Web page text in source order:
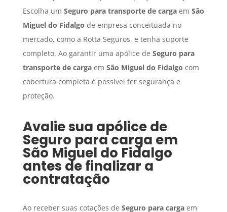
Escolha um Seguro para transporte de cargaem São
Miguel do Fidalgo de empresa conceituada no
mercado, como a Rotta Seguros, e tenha suporte
completo. Ao garantir uma apólice de Seguro para
transporte de cargaem São Miguel do Fidalgo com
cobertura completa é possível ter segurança e
proteção.
Avalie sua apólice de
Seguro para carga em
São Miguel do Fidalgo
antes de finalizar a
contratação
Ao receber suas cotações de Seguro para cargaem